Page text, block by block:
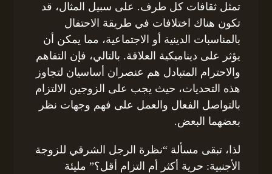
تمثل ثقافات كل طرف. على سبيل المثال، قد
تكون هناك اختلافات في طريقة الاحتفال
بالمناسبات الدينية أو الاجتماعية، مما يمكن أن
يؤثر على ديناميكية العلاقة. بالتالي، فإن التفاهم
والاحترام المتبادل هم عنصران أساسيان لتجاوز
هذه التحديات، حيث يجب على الزوجين الالتزام
بالتواصل الفعال والعمل على فهم وجهات نظر
بعضهما البعض.
لذا، تبقى مسألة “نظرة الرجل الشرقي للزوجة
الأجنبية: حرية أكثر أم التزام أقل؟” مليئة